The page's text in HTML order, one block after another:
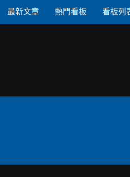
最新文章 熱門看板 看板列